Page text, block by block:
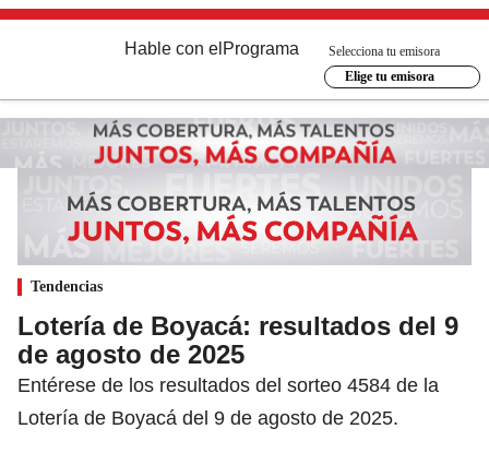
Hable con el Programa
Selecciona tu emisora
Elige tu emisora
Tendencias
Lotería de Boyacá: resultados del 9
de agosto de 2025
Entérese de los resultados del sorteo 4584 de la
Lotería de Boyacá del 9 de agosto de 2025.